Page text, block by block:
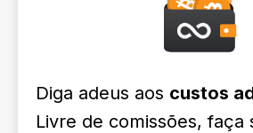
Diga adeus aos custos
Livre de comissões, faça